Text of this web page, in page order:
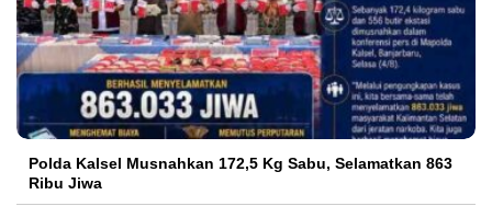
Polda Kalsel Musnahkan 172,5 Kg Sabu, Selamatkan 863
Ribu Jiwa